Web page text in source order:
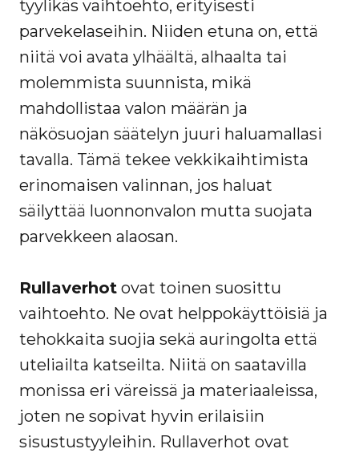
tyylikäs vaihtoehto, erityisesti
parvekelaseihin. Niiden etuna on, että
niitä voi avata ylhäältä, alhaalta tai
molemmista suunnista, mikä
mahdollistaa valon määrän ja
näkösuojan säätelyn juuri haluamallasi
tavalla. Tämä tekee vekkikaihtimista
erinomaisen valinnan, jos haluat
säilyttää luonnonvalon mutta suojata
parvekkeen alaosan.
Rullaverhot ovat toinen suosittu
vaihtoehto. Ne ovat helppokäyttöisiä ja
tehokkaita suojia sekä auringolta että
uteliailta katseilta. Niitä on saatavilla
monissa eri väreissä ja materiaaleissa,
joten ne sopivat hyvin erilaisiin
sisustustyyleihin. Rullaverhot ovat